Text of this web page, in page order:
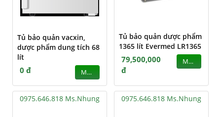
Tủ bảo quản vacxin,
dược phẩm dung tích 68
lít
0 đ MUA
Tủ bảo quản dược phẩm
1365 lít Evermed LR1365
79,500,000
đ
MUA
0975.646.818 Ms.Nhung 0975.646.818 Ms.Nhung